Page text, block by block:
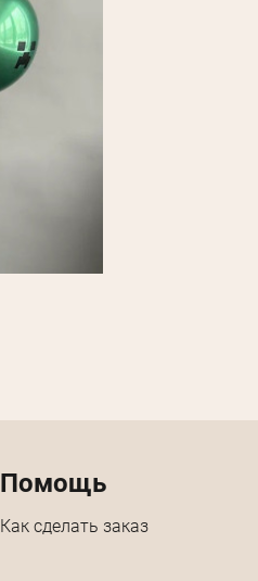
Помощь
Как сделать заказ